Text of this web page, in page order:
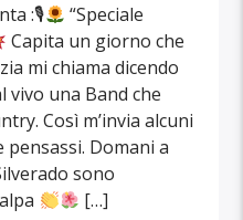
:🎙
“Speciale
Capita un giorno che
mi chiama dicendo
vivo una Band che
Così m’invia alcuni
Domani a
sono
[…]